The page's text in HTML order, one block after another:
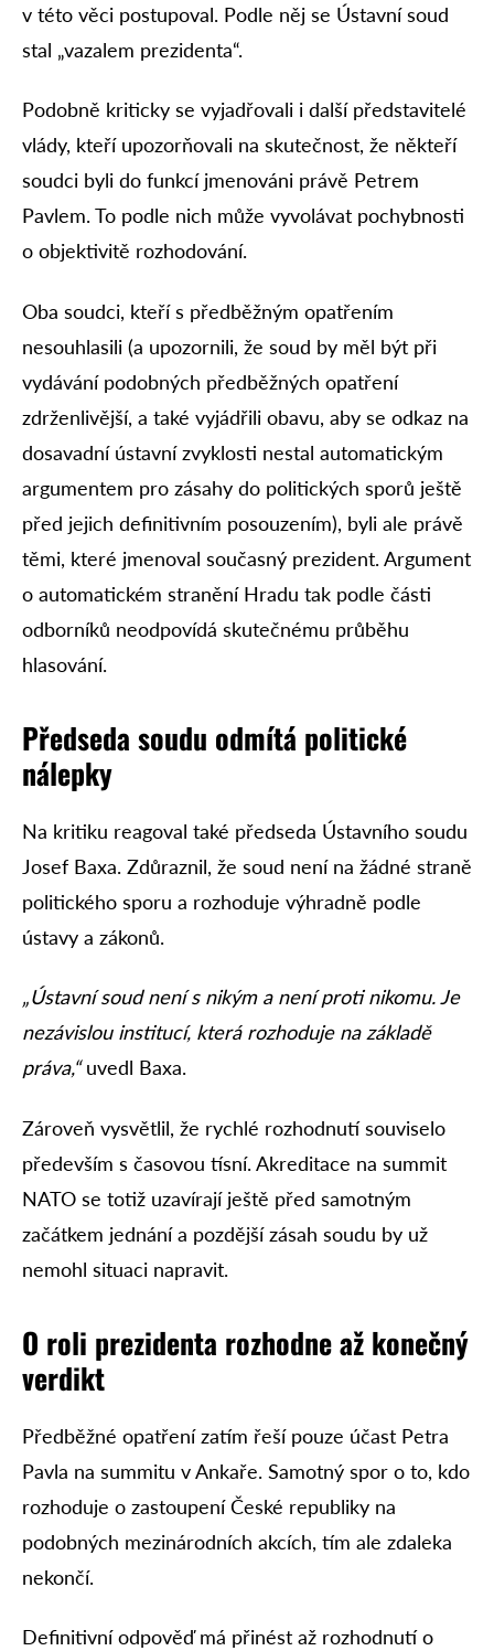
v této věci postupoval. Podle něj se Ústavní soud
stal „vazalem prezidenta“.
Podobně kriticky se vyjadřovali i další představitelé
vlády, kteří upozorňovali na skutečnost, že někteří
soudci byli do funkcí jmenováni právě Petrem
Pavlem. To podle nich může vyvolávat pochybnosti
o objektivitě rozhodování.
Oba soudci, kteří s předběžným opatřením
nesouhlasili (a upozornili, že soud by měl být při
vydávání podobných předběžných opatření
zdrženlivější, a také vyjádřili obavu, aby se odkaz na
dosavadní ústavní zvyklosti nestal automatickým
argumentem pro zásahy do politických sporů ještě
před jejich definitivním posouzením), byli ale právě
těmi, které jmenoval současný prezident. Argument
o automatickém stranění Hradu tak podle části
odborníků neodpovídá skutečnému průběhu
hlasování.
Předseda soudu odmítá politické
nálepky
Na kritiku reagoval také předseda Ústavního soudu
Josef Baxa. Zdůraznil, že soud není na žádné straně
politického sporu a rozhoduje výhradně podle
ústavy a zákonů.
„Ústavní soud není s nikým a není proti nikomu. Je
nezávislou institucí, která rozhoduje na základě
práva,“uvedl Baxa.
Zároveň vysvětlil, že rychlé rozhodnutí souviselo
především s časovou tísní. Akreditace na summit
NATO se totiž uzavírají ještě před samotným
začátkem jednání a pozdější zásah soudu by už
nemohl situaci napravit.
O roli prezidenta rozhodne až konečný
verdikt
Předběžné opatření zatím řeší pouze účast Petra
Pavla na summitu v Ankaře. Samotný spor o to, kdo
rozhoduje o zastoupení České republiky na
podobných mezinárodních akcích, tím ale zdaleka
nekončí.
Definitivní odpověď má přinést až rozhodnutí o